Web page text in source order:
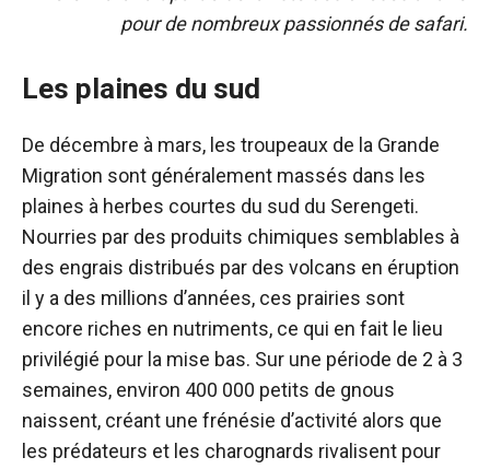
pour de nombreux passionnés de safari.
Les plaines du sud
De décembre à mars, les troupeaux de la Grande
Migration sont généralement massés dans les
plaines à herbes courtes du sud du Serengeti.
Nourries par des produits chimiques semblables à
des engrais distribués par des volcans en éruption
il y a des millions d’années, ces prairies sont
encore riches en nutriments, ce qui en fait le lieu
privilégié pour la mise bas. Sur une période de 2 à 3
semaines, environ 400 000 petits de gnous
naissent, créant une frénésie d’activité alors que
les prédateurs et les charognards rivalisent pour